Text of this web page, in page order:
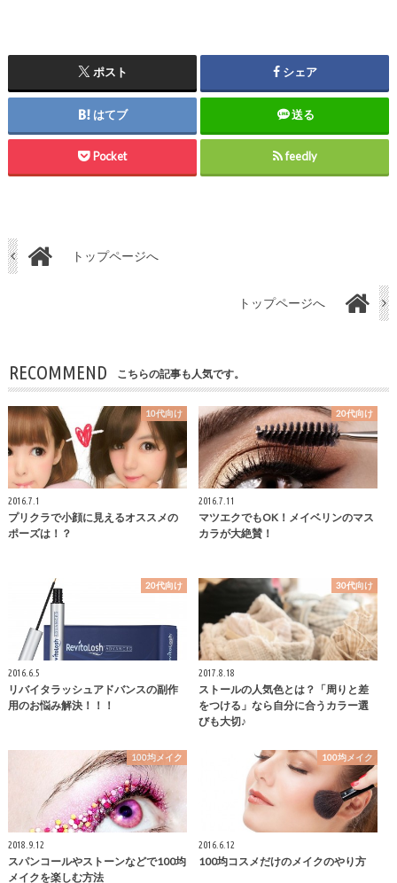
ポスト シェア
はてブ 送る
Pocket feedly
トップページへ
トップページへ
RECOMMEND こちらの記事も人気です。
10代向け
2016.7.1
プリクラで小顔に見えるオススメの
ポーズは！？
20代向け
2016.7.11
マツエクでもOK！メイベリンのマス
カラが大絶賛！
20代向け
2016.6.5
リバイタラッシュアドバンスの副作
用のお悩み解決！！！
30代向け
2017.8.18
ストールの人気色とは？「周りと差
をつける」なら自分に合うカラー選
びも大切♪
100均メイク
2018.9.12
スパンコールやストーンなどで100均
メイクを楽しむ方法
100均メイク
2016.6.12
100均コスメだけのメイクのやり方